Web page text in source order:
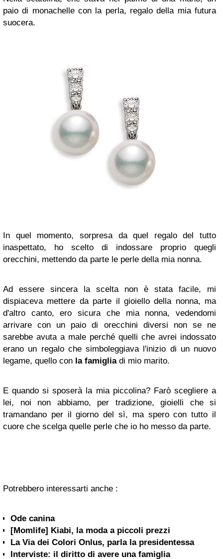
paio di monachelle con la perla, regalo della mia futura
suocera.
In quel momento, sorpresa da quel regalo del tutto
inaspettato, ho scelto di indossare proprio quegli
orecchini, mettendo da parte le perle della mia nonna.
Ad essere sincera la scelta non è stata facile, mi
dispiaceva mettere da parte il gioiello della nonna, ma
d'altro canto, ero sicura che mia nonna, vedendomi
arrivare con un paio di orecchini diversi non se ne
sarebbe avuta a male perché quelli che avrei indossato
erano un regalo che simboleggiava l'inizio di un nuovo
legame, quello con la famigliadi mio marito.
E quando si sposerà la mia piccolina? Farò scegliere a
lei, noi non abbiamo, per tradizione, gioielli che si
tramandano per il giorno del sì, ma spero con tutto il
cuore che scelga quelle perle che io ho messo da parte.
Potrebbero interessarti anche :
Ode canina
[Momlife] Kiabi, la moda a piccoli prezzi
La Via dei Colori Onlus, parla la presidentessa
Interviste: il diritto di avere una famiglia